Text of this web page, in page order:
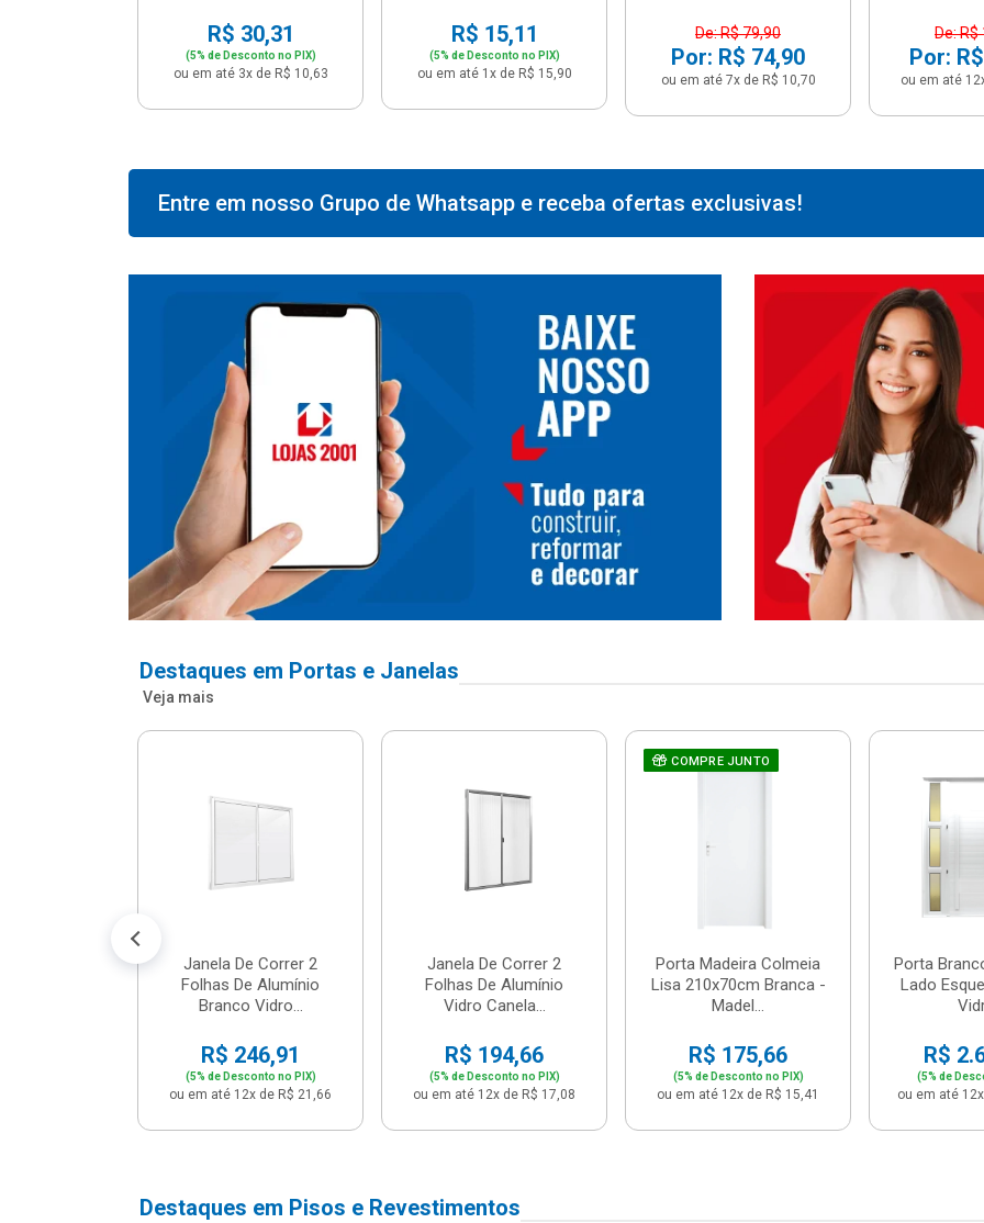
R$ 30,31
(5% de Desconto no PIX)
ou em até 3x de R$ 10,63
R$ 15,11
(5% de Desconto no PIX)
ou em até 1x de R$ 15,90
De: R$ 79,90
Por: R$ 74,90
ou em até 7x de R$ 10,70
De: R$
Por:
ou em até
Entre em nosso Grupo de Whatsapp e receba ofertas exclusivas!
Destaques em Portas e Janelas
Veja mais
Janela De Correr 2
Folhas De Alumínio
Branco Vidro...
R$ 246,91
(5% de Desconto no PIX)
ou em até 12x de R$ 21,66
Janela De Correr 2
Folhas De Alumínio
Vidro Canela...
R$ 194,66
(5% de Desconto no PIX)
ou em até 12x de R$ 17,08
COMPRE JUNTO
Porta Madeira Colmeia
Lisa 210x70cm Branca -
Madel...
R$ 175,66
(5% de Desconto no PIX)
ou em até 12x de R$ 15,41
Porta
Lado
R$
(5% de
ou em até
Destaques em Pisos e Revestimentos